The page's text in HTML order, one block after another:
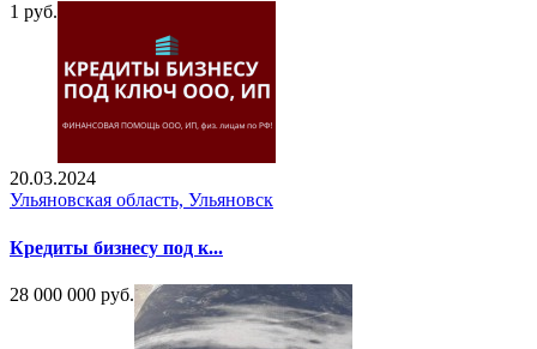
1 руб.
20.03.2024
Ульяновская область, Ульяновск
Кредиты бизнесу под к...
28 000 000 руб.